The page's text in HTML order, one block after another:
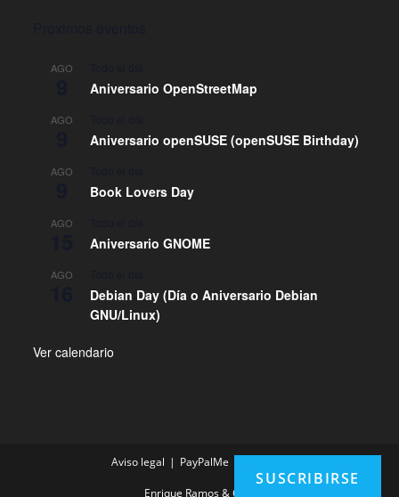
AGO
Aniversario OpenStreetMap
AGO
Aniversario openSUSE (openSUSE Birthday)
AGO
Book Lovers Day
AGO
Aniversario GNOME
AGO
Debian Day (Día o Aniversario Debian
GNU/Linux)
Ver calendario
Aviso legal PayPalMe
Enrique Ramos & Com
SUSCRIBIRSE